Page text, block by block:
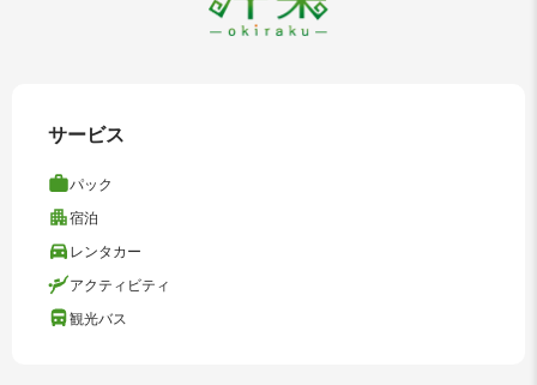
サービス
パック
宿泊
レンタカー
アクティビティ
観光バス